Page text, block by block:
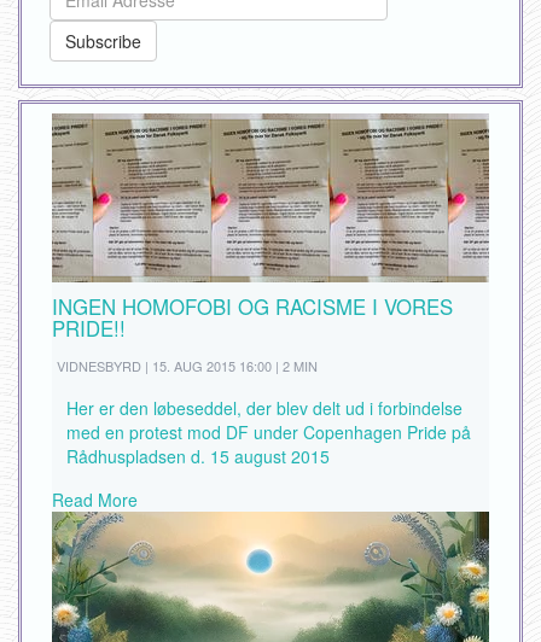
INGEN HOMOFOBI OG RACISME I VORES
PRIDE!!
VIDNESBYRD | 15. AUG 2015 16:00 | 2 MIN
Her er den løbeseddel, der blev delt ud i forbindelse
med en protest mod DF under Copenhagen Pride på
Rådhuspladsen d. 15 august 2015
Read More